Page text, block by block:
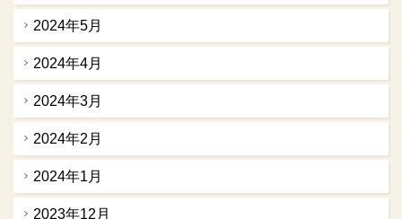
2024年5月
2024年4月
2024年3月
2024年2月
2024年1月
2023年12月